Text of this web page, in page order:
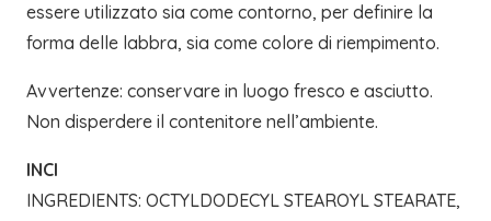
essere utilizzato sia come contorno, per definire la
forma delle labbra, sia come colore di riempimento.
Avvertenze: conservare in luogo fresco e asciutto.
Non disperdere il contenitore nell’ambiente.
INCI
INGREDIENTS: OCTYLDODECYL STEAROYL STEARATE,